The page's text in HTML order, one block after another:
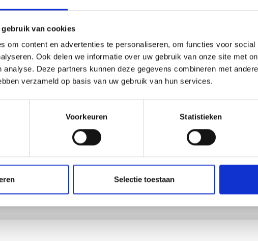
gebruik van cookies
om content en advertenties te personaliseren, om functies voor social
Ook delen we informatie over uw gebruik van onze site met
analyse. Deze partners kunnen deze gegevens combineren met
verzameld op basis van uw gebruik van hun services.
Voorkeuren Statistieken
Selectie toestaan
STORMWEER R5636 26 X 35 CM
EUR 40.25
Voeg toe aan winkelwagen
18 X 19 CM
EUR 15.30EUR 19.15
Voeg toe aan winkelwagen